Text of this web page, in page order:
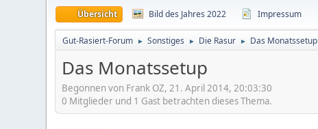
Übersicht Bild des Jahres 2022 Impressum
Gut-Rasiert-Forum ► Sonstiges ► Die Rasur ► Das Monatssetup
Das Monatssetup
Begonnen von Frank OZ, 21. April 2014, 20:03:30
0 Mitglieder und 1 Gast betrachten dieses Thema.